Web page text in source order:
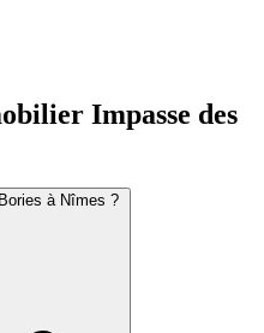
Impasse des
à Nîmes ?